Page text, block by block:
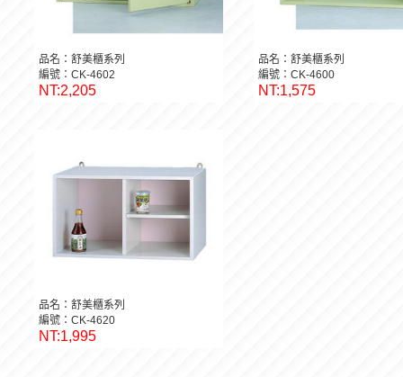
品名：舒美櫃系列
編號：CK-4602
NT:2,205
品名：舒美櫃系列
編號：CK-4600
NT:1,575
品名：舒美櫃系列
編號：CK-4620
NT:1,995